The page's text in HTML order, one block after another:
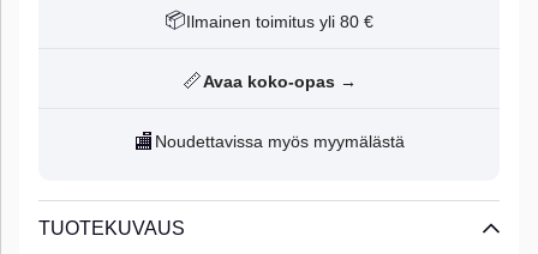
📦 Ilmainen toimitus yli 80 €
📏Avaa koko-opas →
🏬 Noudettavissa myös myymälästä
TUOTEKUVAUS